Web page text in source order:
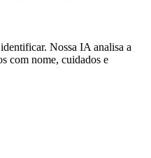
Nossa IA analisa a
com nome, cuidados e